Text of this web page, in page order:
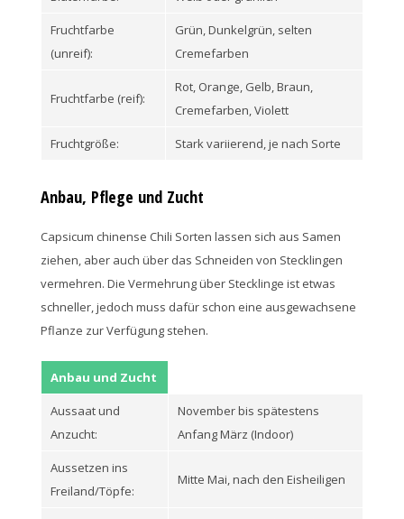
Fruchtfarbe
(unreif):
Grün, Dunkelgrün, selten
Cremefarben
Fruchtfarbe (reif):
Rot, Orange, Gelb, Braun,
Cremefarben, Violett
Fruchtgröße: Stark variierend, je nach Sorte
Anbau, Pflege und Zucht
Capsicum chinense Chili Sorten lassen sich aus Samen
ziehen, aber auch über das Schneiden von Stecklingen
vermehren. Die Vermehrung über Stecklinge ist etwas
schneller, jedoch muss dafür schon eine ausgewachsene
Pflanze zur Verfügung stehen.
Anbau und Zucht
Aussaat und
Anzucht:
November bis spätestens
Anfang März (Indoor)
Aussetzen ins
Freiland/Töpfe:
Mitte Mai, nach den Eisheiligen